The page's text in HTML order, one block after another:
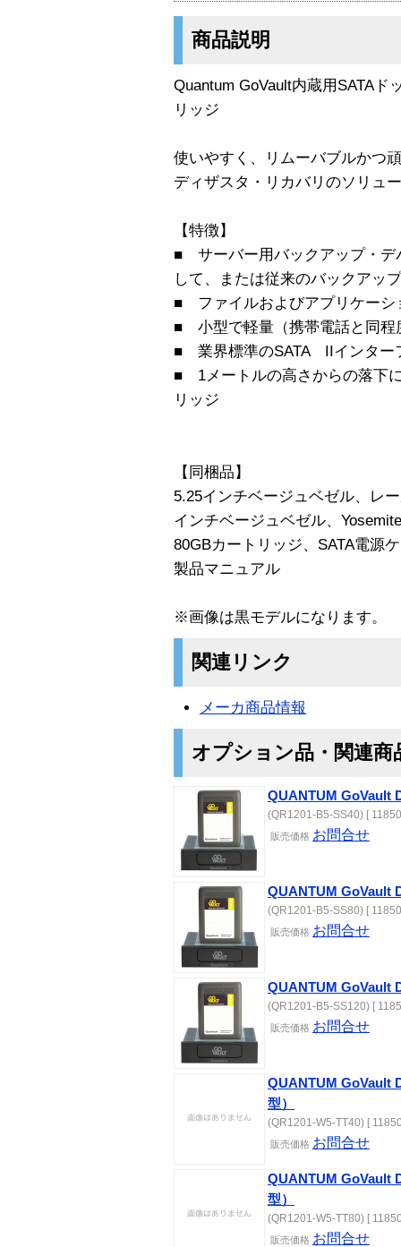
商品説明
Quantum GoVault内蔵用SATAド
リッジ
使いやすく、リムーバブルかつ
ディザスタ・リカバリのソリュ
【特徴】
■ サーバー用バックアップ・デ
して、または従来のバックアッ
■ ファイルおよびアプリケーシ
■ 小型で軽量（携帯電話と同程
■ 業界標準のSATA IIインター
■ 1メートルの高さからの落下
リッジ
【同梱品】
5.25インチベージュベゼル、レ
インチベージュベゼル、
80GBカートリッジ、SATA電源
製品マニュアル
※画像は黒モデルになります。
関連リンク
メーカ商品情報
オプション品・関連商
QUANTUM GoVault
(QR1201-B5-SS40) [
販売価格 お問合せ
QUANTUM GoVault
(QR1201-B5-SS80) [
販売価格 お問合せ
QUANTUM GoVault
(QR1201-B5-SS120) [
販売価格 お問合せ
QUANTUM GoVault
型）
(QR1201-W5-TT40) [
販売価格 お問合せ
QUANTUM GoVault
型）
(QR1201-W5-TT80) [
販売価格 お問合せ